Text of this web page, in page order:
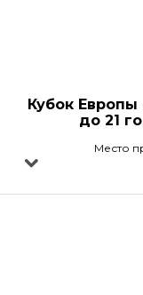
Кубок
до 21
Место